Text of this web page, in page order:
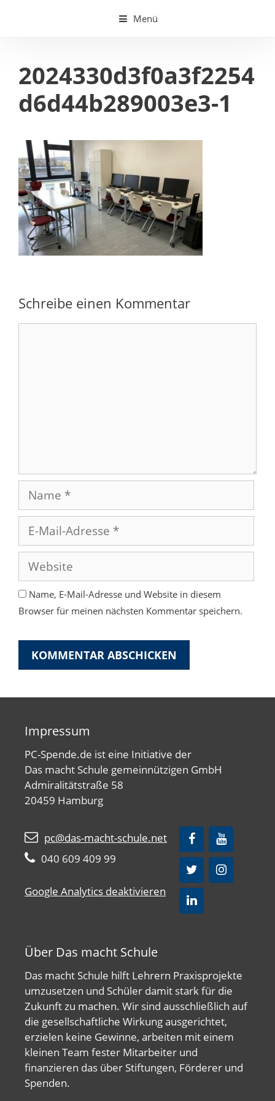
Menü
2024330d3f0a3f2254
d6d44b289003e3-1
Schreibe einen Kommentar
Name
Mail-
Adresse
Website
Name, E-Mail-Adresse und Website in diesem
Browser für meinen nächsten Kommentar speichern.
Impressum
PC-Spende.de ist eine Initiative der
Das macht Schule gemeinnützigen GmbH
Admiralitätstraße 58
20459 Hamburg
pc@das-macht-schule.net
040 609 409 99
Google Analytics deaktivieren
Über Das macht Schule
Das macht Schule hilft Lehrern Praxisprojekte
umzusetzen und Schüler damit stark für die
Zukunft zu machen. Wir sind ausschließlich auf
die gesellschaftliche Wirkung ausgerichtet,
erzielen keine Gewinne, arbeiten mit einem
kleinen Team fester Mitarbeiter und
finanzieren das über Stiftungen, Förderer und
Spenden.